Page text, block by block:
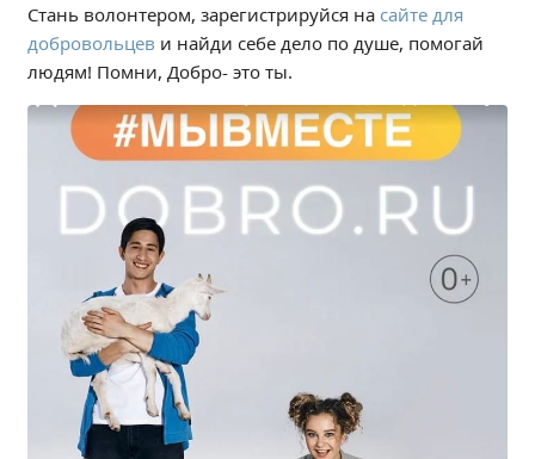
Опрос по качеству образования
Новости
Информация
Независимая оценка качества
Профориентация
Обращения онлайн
Контакты
Региональный центр по профилактике ДДТТ
Учебно-производственный комплекс
Центр карьеры
Противодействие коррупции
Всероссийское чемпионатное движение
Стань волонтером, зарегистрируйся на сайте для
добровольцев и найди себе дело по душе, помогай
людям! Помни, Добро- это ты.